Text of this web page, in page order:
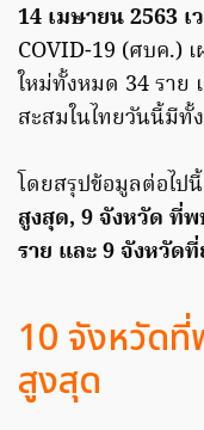
14 เมษายน 2563 เ
COVID-19 (ศบค.)
ใหม่ทั้งหมด 34 ราย
สะสมในไทยวันนี้มีทั้
โดยสรุปข้อมูลต่อไป
สูงสุด, 9 จังหวัด ที่
ราย และ 9 จังหวัด
10 จังหวัด
สูงสุด